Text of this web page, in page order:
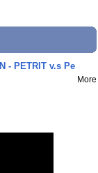
- PETRIT v.s Pe
More